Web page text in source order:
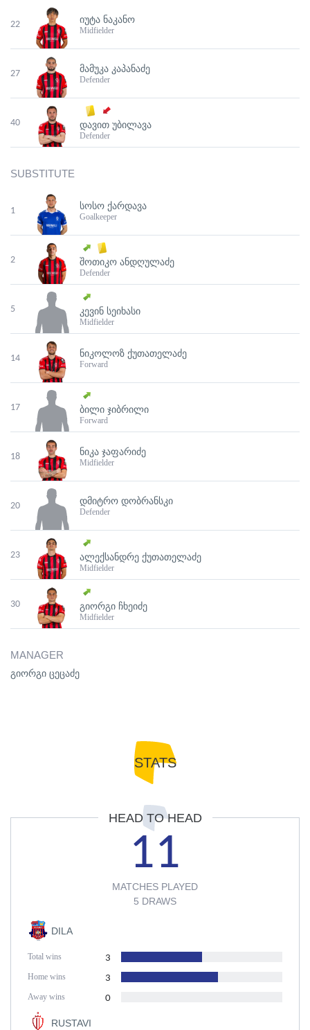
22 ᲘᲣᲢᲐ ᲜᲐᲙᲐᲜᲝ
Midfielder
27 ᲛᲐᲛᲣᲙᲐ ᲙᲐᲞᲐᲜᲐᲫᲔ
Defender
40 ᲓᲐᲕᲘᲗ ᲣᲑᲘᲚᲐᲕᲐ
Defender
SUBSTITUTE
1 ᲡᲝᲡᲝ ᲥᲐᲠᲓᲐᲕᲐ
Goalkeeper
2 ᲨᲝᲗᲘᲙᲝ ᲐᲜᲓᲦᲣᲚᲐᲫᲔ
Defender
5 ᲙᲔᲕᲘᲜ ᲡᲔᲘᲮᲐᲡᲘ
Midfielder
14 ᲜᲘᲙᲝᲚᲝᲖ ᲥᲣᲗᲐᲗᲔᲚᲐᲫᲔ
Forward
17 ᲑᲘᲚᲘ ᲯᲘᲑᲠᲘᲚᲘ
Forward
18 ᲜᲘᲙᲐ ᲯᲐᲤᲐᲠᲘᲫᲔ
Midfielder
20 ᲓᲛᲘᲢᲠᲝ ᲓᲝᲑᲠᲐᲜᲡᲙᲘ
Defender
23 ᲐᲚᲔᲥᲡᲐᲜᲓᲠᲔ ᲥᲣᲗᲐᲗᲔᲚᲐᲫᲔ
Midfielder
30 ᲒᲘᲝᲠᲒᲘ ᲩᲮᲔᲘᲫᲔ
Midfielder
MANAGER
გიორგი ცეცაძე
STATS
HEAD TO HEAD
DILA
Total wins 3
Home wins 3
Away wins 0
RUSTAVI
11
MATCHES PLAYED
5 DRAWS